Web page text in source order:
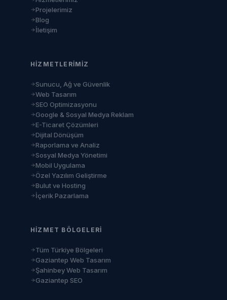
Projelerimiz
Blog
İletişim
HIZMETLERIMIZ
Sunucu, Ağ ve Güvenlik
Web Tasarım
SEO Optimizasyonu
Google & Sosyal Medya Reklam
E-Ticaret Çözümleri
Dijital Dönüşüm
Raporlama ve Analiz
Sosyal Medya Yönetimi
Mobil Uygulama
Özel Yazılım Geliştirme
Bulut ve Hosting
İçerik Pazarlama
HIZMET BÖLGELERI
Tüm Türkiye Bölgeleri
Gaziantep Web Tasarım
Şahinbey Web Tasarım
Gaziantep SEO